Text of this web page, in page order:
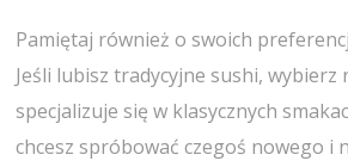
Pamiętaj również o swoich
Jeśli lubisz tradycyjne sushi,
specjalizuje się w klasycznych
chcesz spróbować czegoś nowego i